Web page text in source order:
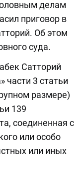
делам
приговор в
Об этом
суда.
Сатторий
части 3 статьи
размере)
139
соединенная с
или особо
или иных